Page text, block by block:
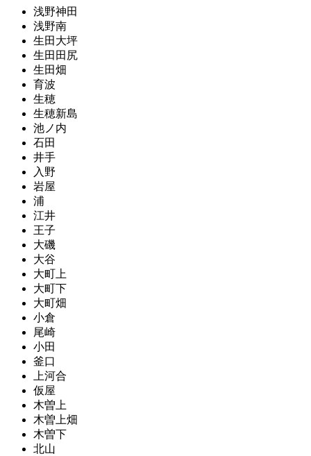
浅野神田
浅野南
生田大坪
生田田尻
生田畑
育波
生穂
生穂新島
池ノ内
石田
井手
入野
岩屋
浦
江井
王子
大磯
大谷
大町上
大町下
大町畑
小倉
尾崎
小田
釜口
上河合
仮屋
木曽上
木曽上畑
木曽下
北山